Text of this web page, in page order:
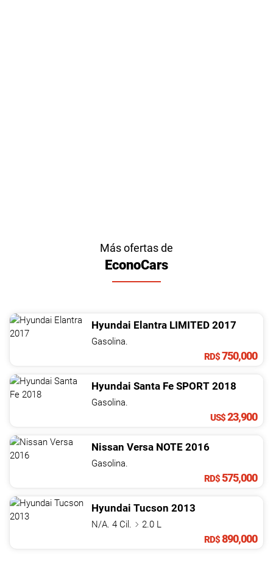
Más ofertas de
EconoCars
Hyundai Elantra LIMITED 2017
Gasolina.
RD$750,000
Hyundai Santa Fe SPORT 2018
Gasolina.
US$23,900
Nissan Versa NOTE 2016
Gasolina.
RD$575,000
Hyundai Tucson 2013
N/A. 4 Cil.
2.0 L
RD$890,000